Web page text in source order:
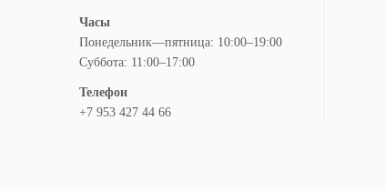
Часы
Понедельник—пятница: 10:00–19:00
Суббота: 11:00–17:00
Телефон
+7 953 427 44 66